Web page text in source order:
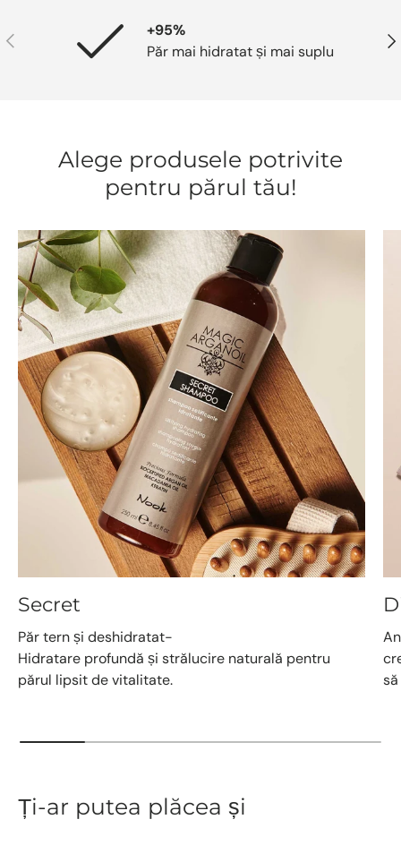
Anterior
+95%
Păr mai hidratat și mai suplu
Alege produsele potrivite
pentru părul tău!
Secret
Păr tern și deshidratat-
Hidratare profundă și strălucire naturală pentru
părul lipsit de vitalitate.
Ți-ar putea plăcea și